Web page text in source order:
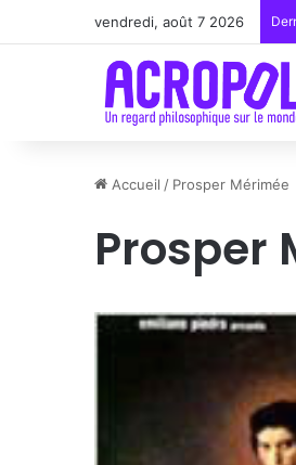
vendredi, août 7 2026
Accueil / Prosper Mérimée
Prosper